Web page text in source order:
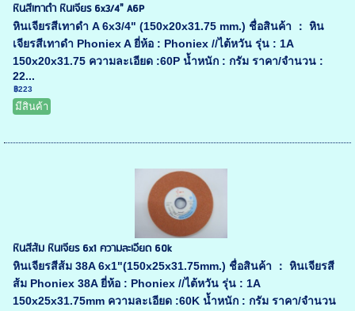
หินสีเทาดำ หินเจียร 6x3/4" A6P
หินเจียรสีเทาดำ A 6x3/4" (150x20x31.75 mm.) ชื่อสินค้า ： หิน
เจียรสีเทาดำ Phoniex A ยี่ห้อ : Phoniex //ไต้หวัน รุ่น : 1A
150x20x31.75 ความละเอียด :60P น้ำหนัก : กรัม ราคา/จำนวน :
22...
฿223
มีสินค้า
หินสีส้ม หินเจียร 6x1 ความละเอียด 60k
หินเจียรสีส้ม 38A 6x1"(150x25x31.75mm.) ชื่อสินค้า ： หินเจียรสี
ส้ม Phoniex 38A ยี่ห้อ : Phoniex //ไต้หวัน รุ่น : 1A
150x25x31.75mm ความละเอียด :60K น้ำหนัก : กรัม ราคา/จำนวน